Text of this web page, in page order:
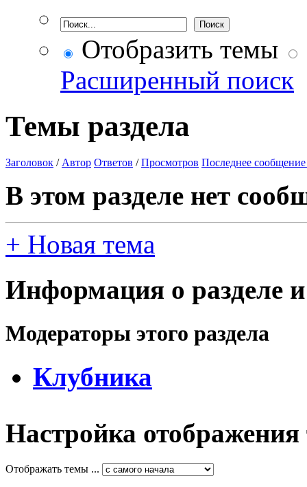
Отобразить темы
Расширенный поиск
Темы раздела
Заголовок / Автор Ответов /Просмотров Последнее сообщение
В этом разделе нет
+ Новая тема
Информация о разделе
Модераторы этого раздела
Клубника
Настройка отображения
Отображать темы ...